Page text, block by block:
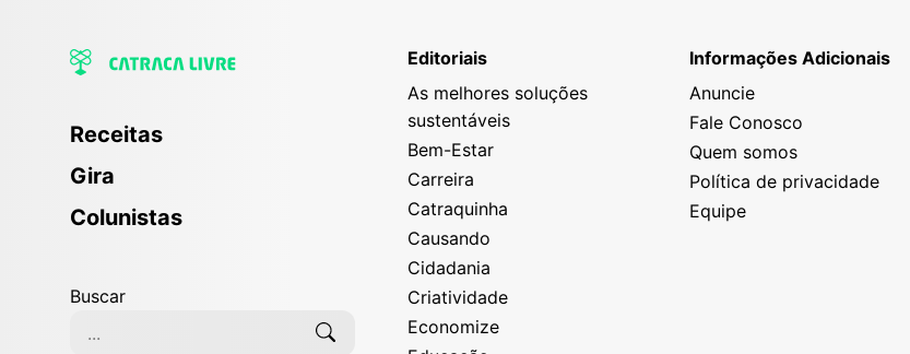
Receitas
Gira
Colunistas
Buscar
Editoriais
As melhores soluções
sustentáveis
Bem-Estar
Carreira
Catraquinha
Causando
Cidadania
Criatividade
Economize
Informações Adicionais
Anuncie
Fale Conosco
Quem somos
Política de privacidade
Equipe